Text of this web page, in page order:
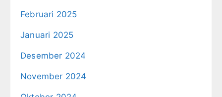
Februari 2025
Januari 2025
Desember 2024
November 2024